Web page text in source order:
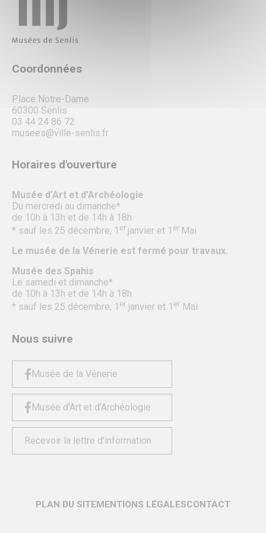
Coordonnées
Place Notre-Dame
60300 Senlis
03 44 24 86 72
musees@ville-senlis.fr
Horaires d'ouverture
Musée d’Art et d’Archéologie
Du mercredi au dimanche*
de 10h à 13h et de 14h à 18h
* sauf les 25 décembre, 1 er janvier et 1 er Mai
Le musée de la Vénerie est fermé pour travaux.
Musée des Spahis
Le samedi et dimanche*
de 10h à 13h et de 14h à 18h
* sauf les 25 décembre, 1 er janvier et 1 er Mai
Nous suivre
Musée de la Vénerie
Musée d'Art et d'Archéologie
Recevoir la lettre d'information
PLAN DU SITEMENTIONS LÉGALESCONTACT